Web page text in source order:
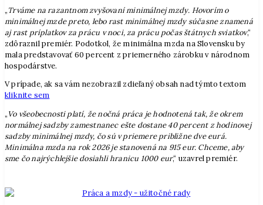
„Trváme na razantnom zvyšovaní minimálnej mzdy. Hovorím o
minimálnej mzde preto, lebo rast minimálnej mzdy súčasne znamená
aj rast príplatkov za prácu v noci, za prácu počas štátnych sviatkov,“
zdôraznil premiér. Podotkol, že minimálna mzda na Slovensku by
mala predstavovať 60 percent z priemerného zárobku v národnom
hospodárstve.
V prípade, ak sa vám nezobrazil zdieľaný obsah nad týmto textom
kliknite sem
„Vo všeobecnosti platí, že nočná práca je hodnotená tak, že okrem
normálnej sadzby zamestnanec ešte dostane 40 percent z hodinovej
sadzby minimálnej mzdy, čo sú v priemere približne dve eurá.
Minimálna mzda na rok 2026 je stanovená na 915 eur. Chceme, aby
sme čo najrýchlejšie dosiahli hranicu 1000 eur,“ uzavrel premiér.